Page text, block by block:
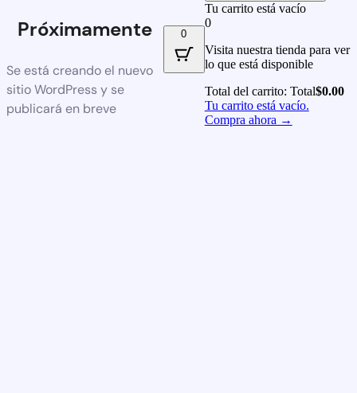
Próximamente
Se está creando el nuevo
sitio WordPress y se
publicará en breve
0
Tu carrito está vacío
0
Visita nuestra tienda para ver
lo que está disponible
Total del carrito: Total$0.00
Tu carrito está vacío.
Compra ahora →